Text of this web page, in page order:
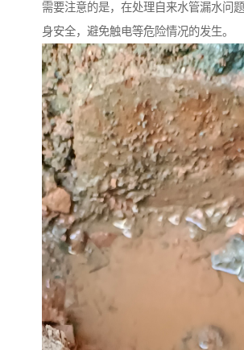
需要注意的是，在处理自来水管漏水问
身安全，避免触电等危险情况的发生。